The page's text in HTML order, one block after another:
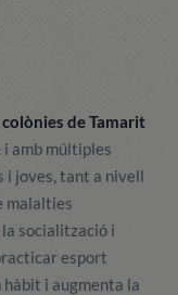
de Tamarit
i amb múltiples
i joves, tant a nivell
malalties
socialització i
esport
i augmenta la